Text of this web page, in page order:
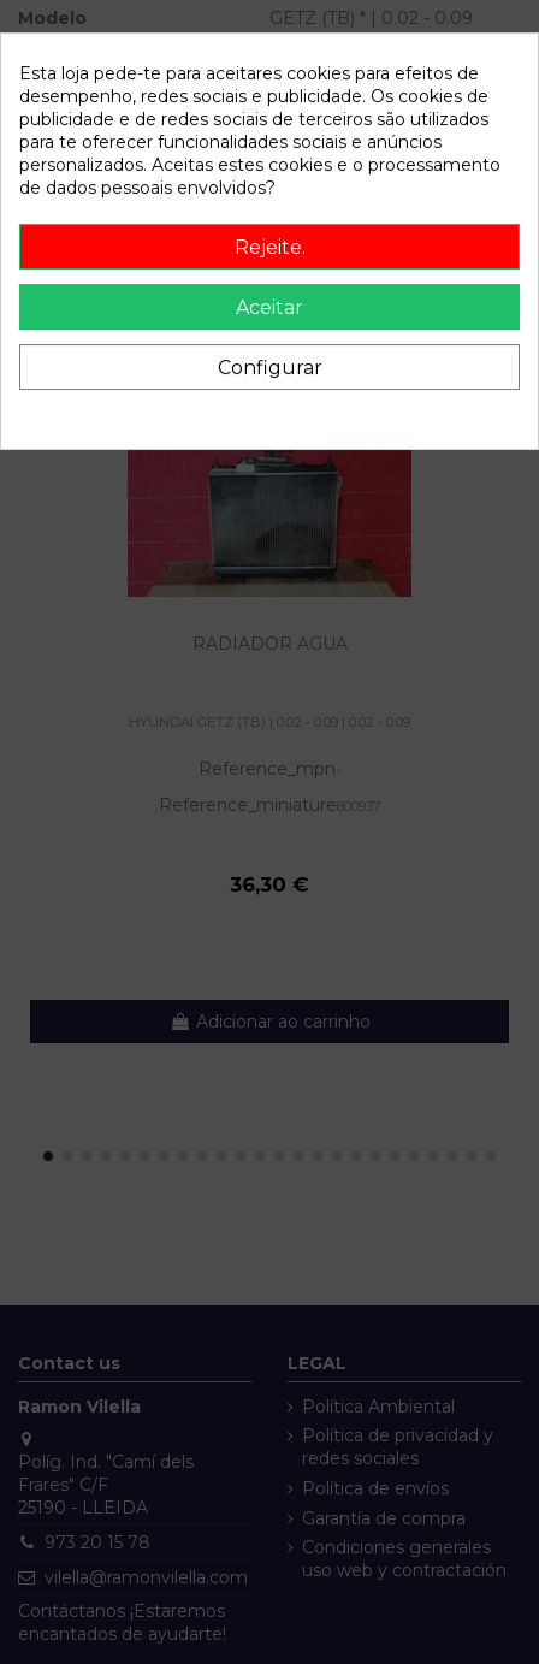
Modelo
GETZ (TB) * | 0.02 - 0.09
Referência 800948
Disponível a partir de: 2022-04-06
Descrição
Recambio de deposito expansion para hyundai getz (tb) |
0.02 - 0.09 | 0.02 - 0.09 referencia OEM IAM
Também poderá gostar
RADIADOR AGUA
HYUNDAI GETZ (TB) | 0.02 - 0.09 | 0.02 - 0.09
Reference_mpn-
Reference_miniature800937
36,30 €
Adicionar ao carrinho
Contact us
Ramon Vilella
Políg. Ind. "Camí dels
Frares" C/F
25190 - LLEIDA
973 20 15 78
vilella@ramonvilella.com
Contáctanos ¡Estaremos
encantados de ayudarte!
LEGAL
Política Ambiental
Política de privacidad y
redes sociales
Política de envíos
Garantía de compra
Condiciones generales
uso web y contractación
Esta loja pede-te para aceitares cookies para efeitos de
desempenho, redes sociais e publicidade. Os cookies de
publicidade e de redes sociais de terceiros são utilizados
para te oferecer funcionalidades sociais e anúncios
personalizados. Aceitas estes cookies e o processamento
de dados pessoais envolvidos?
Rejeite.
Aceitar
Configurar